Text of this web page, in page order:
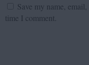
Save my name,
time I comment.